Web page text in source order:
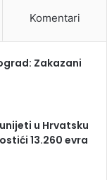
Komentari
Zakazani
u Hrvatsku
13.260 evra